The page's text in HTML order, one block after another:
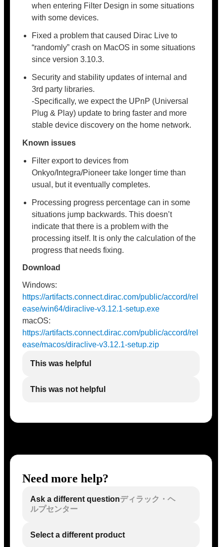
when entering Filter Design in some situations
with some devices.
Fixed a problem that caused Dirac Live to
“randomly” crash on MacOS in some situations
since version 3.10.3.
Security and stability updates of internal and
3rd party libraries.
-Specifically, we expect the UPnP (Universal
Plug & Play) update to bring faster and more
stable device discovery on the home network.
Known issues
Filter export to devices from
Onkyo/Integra/Pioneer take longer time than
usual, but it eventually completes.
Processing progress percentage can in some
situations jump backwards. This doesn’t
indicate that there is a problem with the
processing itself. It is only the calculation of the
progress that needs fixing.
Download
Windows:
https://artifacts.connect.dirac.com/public/accord/rel
ease/win64/diraclive-v3.12.1-setup.exe
macOS:
https://artifacts.connect.dirac.com/public/accord/rel
ease/macos/diraclive-v3.12.1-setup.zip
This was helpful
This was not helpful
Need more help?
Ask a different questionディラック・ヘ
ルプセンター
Select a different product